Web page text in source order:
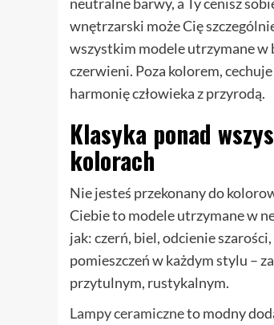
wnętrzarski może Cię
wszystkim modele utrzymane w
czerwieni. Poza kolorem,
harmonię człowieka z przyrodą.
Klasyka ponad
kolorach
Nie jesteś przekonany do
Ciebie to modele utrzymane w
jak: czerń, biel, odcienie
pomieszczeń w każdym stylu –
przytulnym, rustykalnym.
Lampy ceramiczneto modny